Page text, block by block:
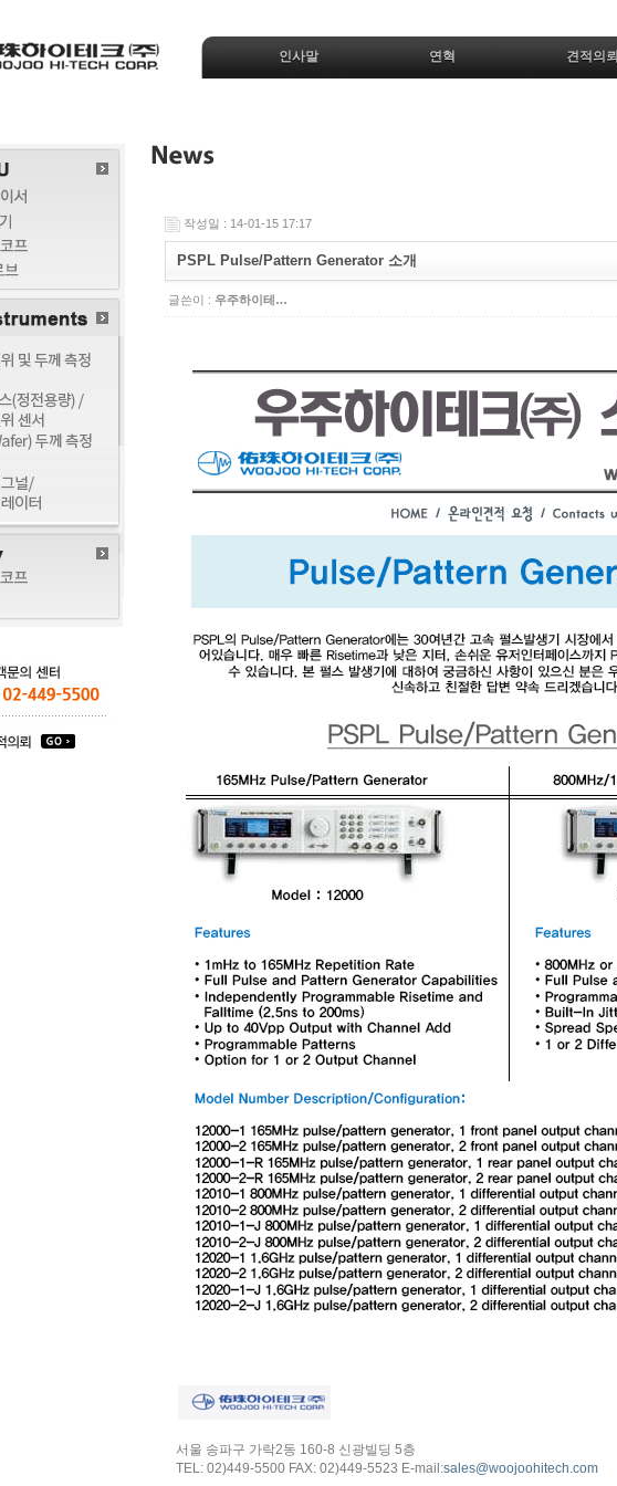
인사말 연혁 견적의뢰
작성일 : 14-01-15 17:17
PSPL Pulse/Pattern Generator 소개
글쓴이 : 우주하이테…
서울 송파구 가락2동 160-8 신광빌딩 5층
TEL: 02)449-5500 FAX: 02)449-5523 E-mail:sales@woojoohitech.com